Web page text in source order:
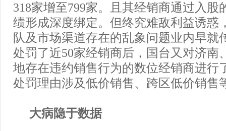
318家增至799家。且其经销商通过入股
绩形成深度绑定。但终究难敌利益诱惑
队及市场渠道存在的乱象问题业内早就
处罚了近50家经销商后，国台又对济南
地存在违约销售行为的数位经销商进行
处罚理由涉及低价销售、跨区低价销售
大病隐于数据